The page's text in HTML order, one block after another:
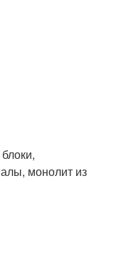
монолит из